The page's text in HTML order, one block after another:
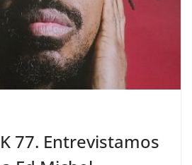
77. Entrevistamos